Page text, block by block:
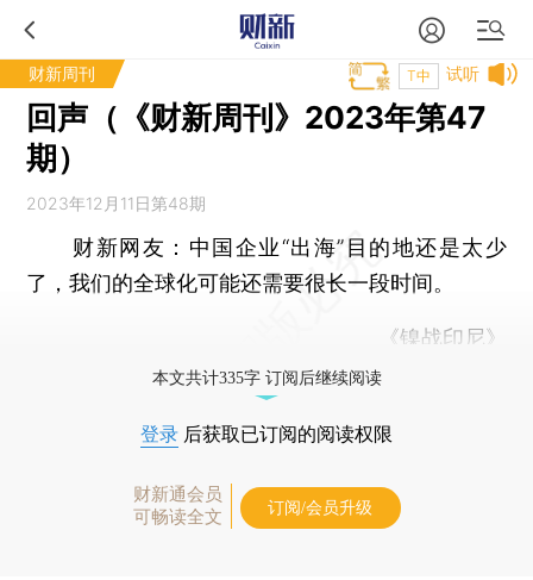
财新周刊 试听
T中
回声（《财新周刊》2023年第47
期）
2023年12月11日第48期
财新网友： 中国企业“出海”目的地还是太少
了，我们的全球化可能还需要很长一段时间。
《镍战印尼》
本文共计335字 订阅后继续阅读
登录 后获取已订阅的阅读权限
财新通会员
可畅读全文
订阅/会员升级